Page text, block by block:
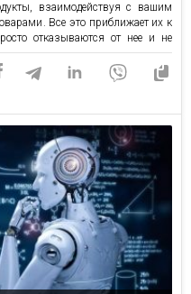
взаимодействуя с вашим
Все это приближает их к
отказываются от нее и не
на ваши электронные
узнают больше о ваших